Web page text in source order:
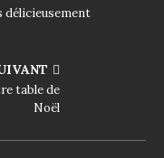
délicieusement
table de
Noël